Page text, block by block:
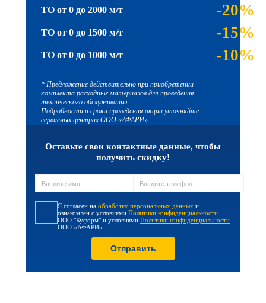
ТО от 0 до 2000 м/т -20%
ТО от 0 до 1500 м/т -15%
ТО от 0 до 1000 м/т -10%
* Предложение действительно при приобретении
комплекта расходных материалов для проведения
технического обслуживания.
Подробности и сроки проведения акции уточняйте
сервисных центрах ООО «АФАРИ»
Оставьте свои контактные данные, чтобы
получить скидку!
Я согласен на обработку персональных данных и
ознакомлен с условиями Политики конфиденциальности
ООО "Куформ" и условиями Политики конфиденциальности
ООО «АФАРИ»